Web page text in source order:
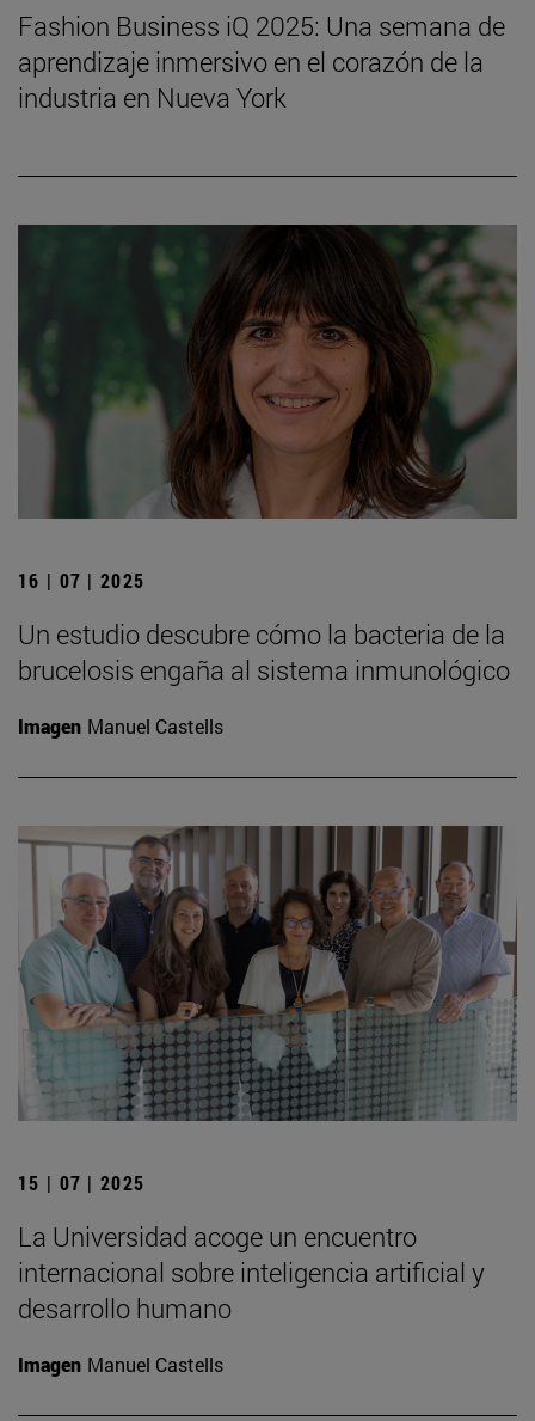
Fashion Business iQ 2025: Una semana de
aprendizaje inmersivo en el corazón de la
industria en Nueva York
16 | 07 | 2025
Un estudio descubre cómo la bacteria de la
brucelosis engaña al sistema inmunológico
Imagen Manuel Castells
15 | 07 | 2025
La Universidad acoge un encuentro
internacional sobre inteligencia artificial y
desarrollo humano
Imagen Manuel Castells